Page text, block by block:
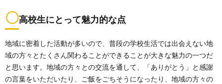
〇高校生にとって魅力的な点
地域に密着した活動が多いので、普段の学校生活では出会えない地
域の方々とたくさん関わることができることが大きな魅力の一つだ
と思います。地域の方々との交流を通して、「ありがとう」と感謝
の言葉をいただいたり、ご飯をごちそうになったり、地域の方々の